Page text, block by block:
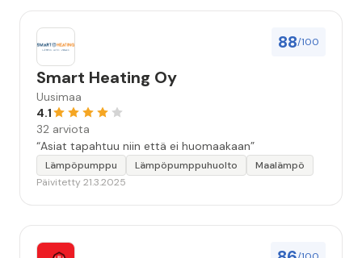
88/100
Smart Heating Oy
Uusimaa
4.1
32 arviota
“Asiat tapahtuu niin että ei huomaakaan”
Lämpöpumppu Lämpöpumppuhuolto
Maalämpö
Päivitetty 21.3.2025